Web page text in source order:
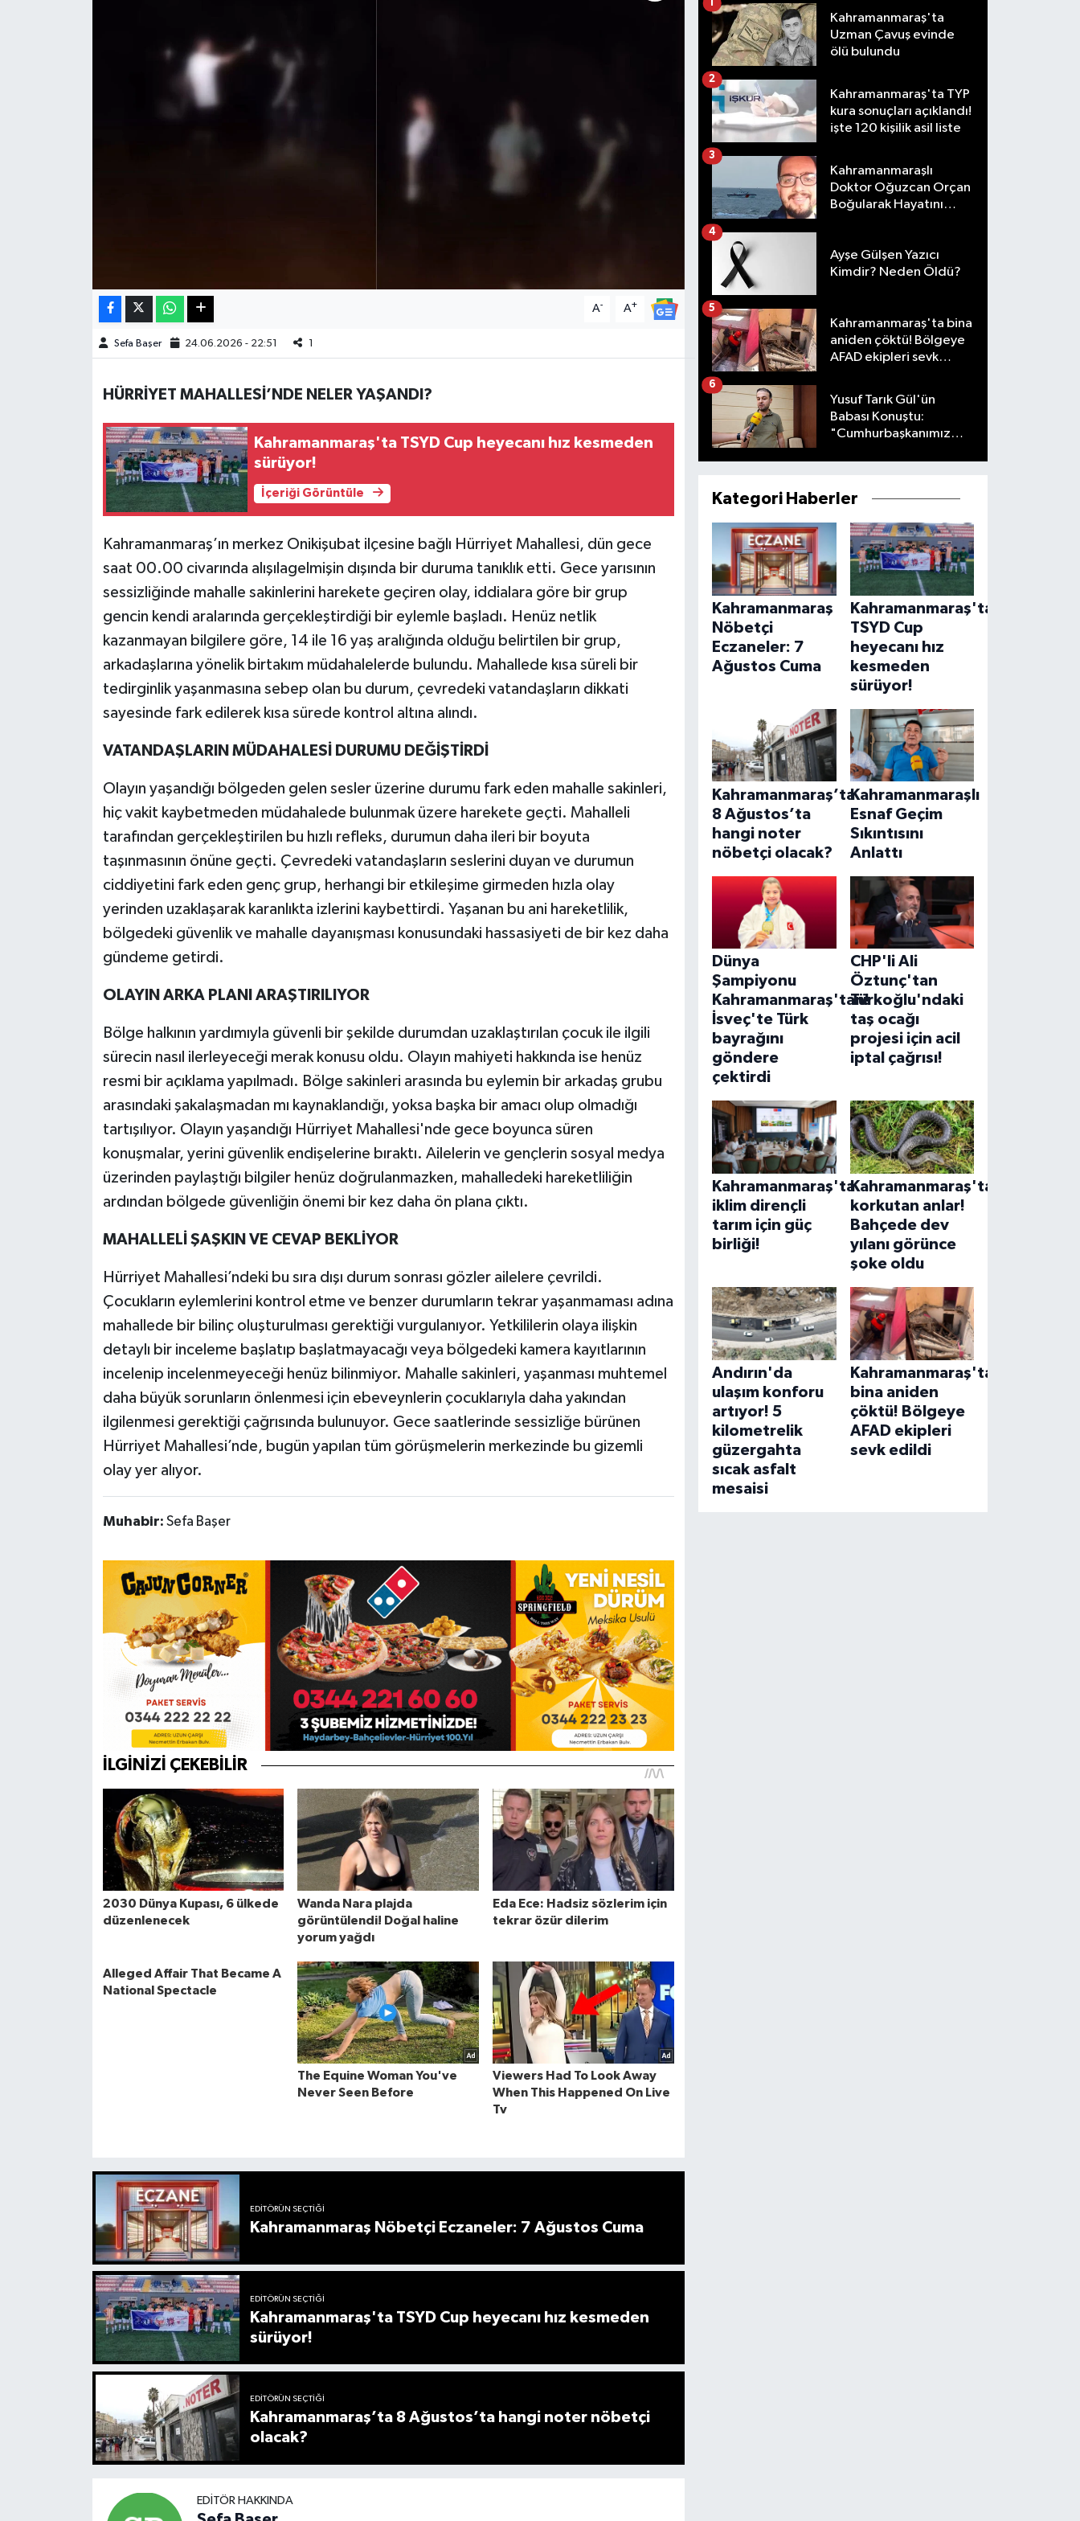
A- A+
Sefa Başer 24.06.2026 - 22:51 1
HÜRRİYET MAHALLESİ’NDE NELER YAŞANDI?
Kahramanmaraş'ta TSYD Cup heyecanı hız kesmeden
sürüyor!
İçeriği Görüntüle
Kahramanmaraş’ın merkez Onikişubat ilçesine bağlı Hürriyet Mahallesi, dün gece
saat 00.00 civarında alışılagelmişin dışında bir duruma tanıklık etti. Gece yarısının
sessizliğinde mahalle sakinlerini harekete geçiren olay, iddialara göre bir grup
gencin kendi aralarında gerçekleştirdiği bir eylemle başladı. Henüz netlik
kazanmayan bilgilere göre, 14 ile 16 yaş aralığında olduğu belirtilen bir grup,
arkadaşlarına yönelik birtakım müdahalelerde bulundu. Mahallede kısa süreli bir
tedirginlik yaşanmasına sebep olan bu durum, çevredeki vatandaşların dikkati
sayesinde fark edilerek kısa sürede kontrol altına alındı.
VATANDAŞLARIN MÜDAHALESİ DURUMU DEĞİŞTİRDİ
Olayın yaşandığı bölgeden gelen sesler üzerine durumu fark eden mahalle sakinleri,
hiç vakit kaybetmeden müdahalede bulunmak üzere harekete geçti. Mahalleli
tarafından gerçekleştirilen bu hızlı refleks, durumun daha ileri bir boyuta
taşınmasının önüne geçti. Çevredeki vatandaşların seslerini duyan ve durumun
ciddiyetini fark eden genç grup, herhangi bir etkileşime girmeden hızla olay
yerinden uzaklaşarak karanlıkta izlerini kaybettirdi. Yaşanan bu ani hareketlilik,
bölgedeki güvenlik ve mahalle dayanışması konusundaki hassasiyeti de bir kez daha
gündeme getirdi.
OLAYIN ARKA PLANI ARAŞTIRILIYOR
Bölge halkının yardımıyla güvenli bir şekilde durumdan uzaklaştırılan çocuk ile ilgili
sürecin nasıl ilerleyeceği merak konusu oldu. Olayın mahiyeti hakkında ise henüz
resmi bir açıklama yapılmadı. Bölge sakinleri arasında bu eylemin bir arkadaş grubu
arasındaki şakalaşmadan mı kaynaklandığı, yoksa başka bir amacı olup olmadığı
tartışılıyor. Olayın yaşandığı Hürriyet Mahallesi'nde gece boyunca süren
konuşmalar, yerini güvenlik endişelerine bıraktı. Ailelerin ve gençlerin sosyal medya
üzerinden paylaştığı bilgiler henüz doğrulanmazken, mahalledeki hareketliliğin
ardından bölgede güvenliğin önemi bir kez daha ön plana çıktı.
MAHALLELİ ŞAŞKIN VE CEVAP BEKLİYOR
Hürriyet Mahallesi’ndeki bu sıra dışı durum sonrası gözler ailelere çevrildi.
Çocukların eylemlerini kontrol etme ve benzer durumların tekrar yaşanmaması adına
mahallede bir bilinç oluşturulması gerektiği vurgulanıyor. Yetkililerin olaya ilişkin
detaylı bir inceleme başlatıp başlatmayacağı veya bölgedeki kamera kayıtlarının
incelenip incelenmeyeceği henüz bilinmiyor. Mahalle sakinleri, yaşanması muhtemel
daha büyük sorunların önlenmesi için ebeveynlerin çocuklarıyla daha yakından
ilgilenmesi gerektiği çağrısında bulunuyor. Gece saatlerinde sessizliğe bürünen
Hürriyet Mahallesi’nde, bugün yapılan tüm görüşmelerin merkezinde bu gizemli
olay yer alıyor.
Muhabir: Sefa Başer
EDITÖRÜN SEÇTIĞI
Kahramanmaraş Nöbetçi Eczaneler: 7 Ağustos Cuma
EDITÖRÜN SEÇTIĞI
Kahramanmaraş'ta TSYD Cup heyecanı hız kesmeden
sürüyor!
EDITÖRÜN SEÇTIĞI
Kahramanmaraş’ta 8 Ağustos’ta hangi noter nöbetçi
olacak?
EDITÖR HAKKINDA
Kahramanmaraş'ta
Uzman Çavuş evinde
ölü bulundu
1
Kahramanmaraş'ta TYP
kura sonuçları açıklandı!
işte 120 kişilik asil liste
2
Kahramanmaraşlı
Doktor Oğuzcan Orçan
Boğularak Hayatını
3
Ayşe Gülşen Yazıcı
Kimdir? Neden Öldü?
4
Kahramanmaraş'ta bina
aniden çöktü! Bölgeye
AFAD ekipleri sevk
5
Yusuf Tarık Gül'ün
Babası Konuştu:
"Cumhurbaşkanımız
6
Kategori Haberler
Kahramanmaraş
Nöbetçi
Eczaneler: 7
Ağustos Cuma
Kahramanmaraş'ta
TSYD Cup
heyecanı hız
kesmeden
sürüyor!
Kahramanmaraş’ta
8 Ağustos’ta
hangi noter
nöbetçi olacak?
Kahramanmaraşlı
Esnaf Geçim
Sıkıntısını
Anlattı
Dünya
Şampiyonu
Kahramanmaraş'tan!
İsveç'te Türk
bayrağını
göndere
çektirdi
CHP'li Ali
Öztunç'tan
Türkoğlu'ndaki
taş ocağı
projesi için acil
iptal çağrısı!
Kahramanmaraş'ta
iklim dirençli
tarım için güç
birliği!
Kahramanmaraş'ta
korkutan anlar!
Bahçede dev
yılanı görünce
şoke oldu
Andırın'da
ulaşım konforu
artıyor! 5
kilometrelik
güzergahta
sıcak asfalt
mesaisi
Kahramanmaraş'ta
bina aniden
çöktü! Bölgeye
AFAD ekipleri
sevk edildi
SürManşet
Teknoloji
KAHRAMANMARAŞ